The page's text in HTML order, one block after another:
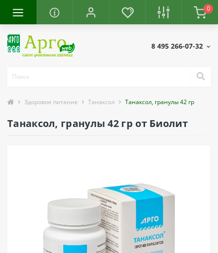
0
8 495 266-07-32
Здоровое питание Танаксол Танаксол, гранулы 42 гр
Танаксол, гранулы 42 гр от Биолит